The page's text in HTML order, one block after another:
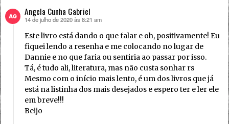
Angela Cunha Gabriel
disse:
14 de julho de 2020 às 8:21 am
Este livro está dando o que falar e oh, positivamente! Eu
fiquei lendo a resenha e me colocando no lugar de
Dannie e no que faria ou sentiria ao passar por isso.
Tá, é tudo ali, literatura, mas não custa sonhar rs
Mesmo com o início mais lento, é um dos livros que já
está na listinha dos mais desejados e espero ter e ler ele
em breve!!!
Beijo